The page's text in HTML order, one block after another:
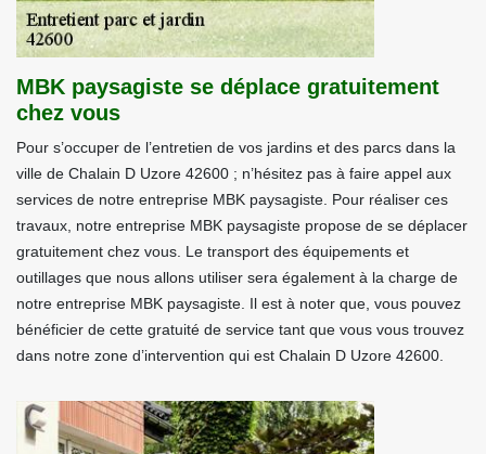
MBK paysagiste se déplace gratuitement
chez vous
Pour s’occuper de l’entretien de vos jardins et des parcs dans la
ville de Chalain D Uzore 42600 ; n’hésitez pas à faire appel aux
services de notre entreprise MBK paysagiste. Pour réaliser ces
travaux, notre entreprise MBK paysagiste propose de se déplacer
gratuitement chez vous. Le transport des équipements et
outillages que nous allons utiliser sera également à la charge de
notre entreprise MBK paysagiste. Il est à noter que, vous pouvez
bénéficier de cette gratuité de service tant que vous vous trouvez
dans notre zone d’intervention qui est Chalain D Uzore 42600.